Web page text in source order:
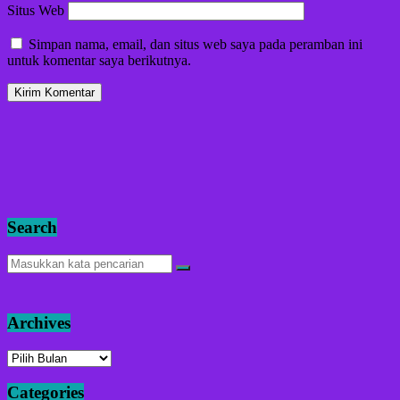
Situs Web
Simpan nama, email, dan situs web saya pada peramban ini
untuk komentar saya berikutnya.
Search
Archives
Archives
Categories